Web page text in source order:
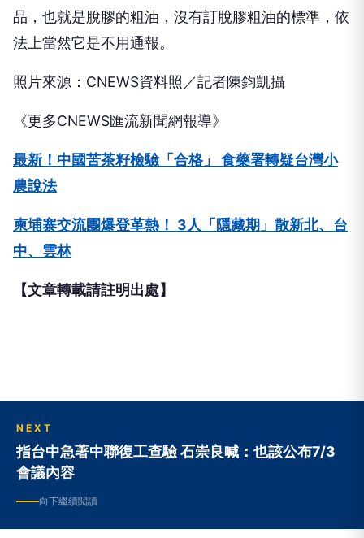
品，也就是脫膠的粗油，沒有訂脫膠粗油的標準，依
法上當然它是不用通報。
照片來源：CNEWS資料照／記者陳鈞凱攝
《更多CNEWS匯流新聞網報導》
最新！中國苦茶籽檢驗「合格」 食藥署轉疑台灣小
農說法
柬埔寨交流團爆登革熱！ 3人「隱藏期」散新北、台
中、雲林
【文章轉載請註明出處】
NEXT
指台中急著中聯復工查驗 石崇良喊：也該公布7/3
會議內容
向下繼續閱讀